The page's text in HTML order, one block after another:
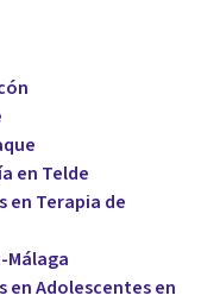
en Telde
en Terapia de
Málaga
en Adolescentes en